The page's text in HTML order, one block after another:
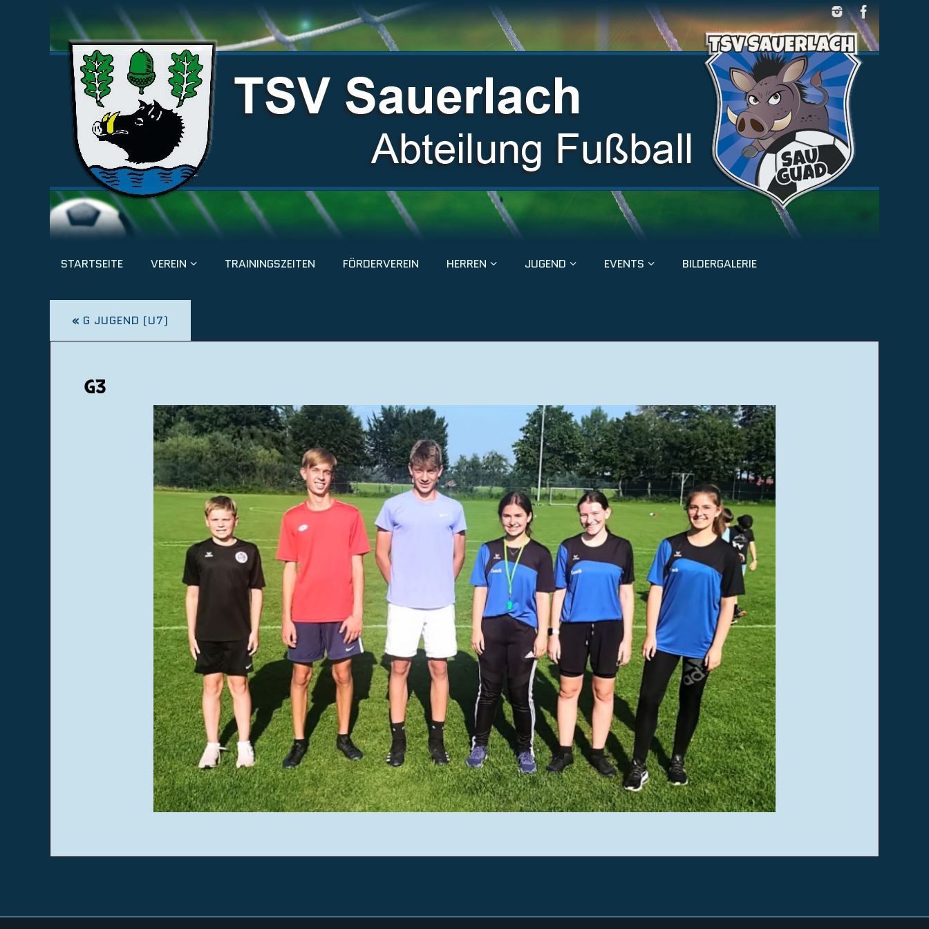
STARTSEITE VEREIN TRAININGSZEITEN FÖRDERVEREIN HERREN JUGEND EVENTS BILDERGALERIE
« G JUGEND (U7)
G3